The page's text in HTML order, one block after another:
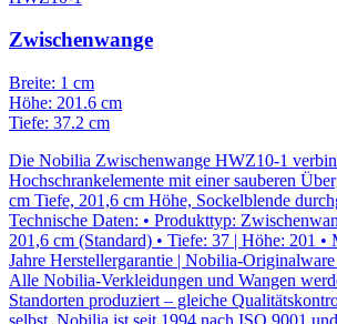
Zwischenwange
Breite: 1 cm
Höhe: 201.6 cm
Tiefe: 37.2 cm
Die Nobilia Zwischenwange HWZ10-1
Hochschrankelemente mit einer sauberen
cm Tiefe, 201,6 cm Höhe, Sockelblende
Technische Daten: • Produkttyp:
201,6 cm (Standard) • Tiefe: 37 | Höhe: 201 •
Jahre Herstellergarantie | Nobilia-
Alle Nobilia-Verkleidungen und Wangen
Standorten produziert – gleiche